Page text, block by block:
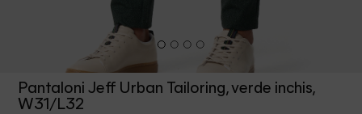
Pantaloni Jeff Urban Tailoring, verde inchis,
W31/L32